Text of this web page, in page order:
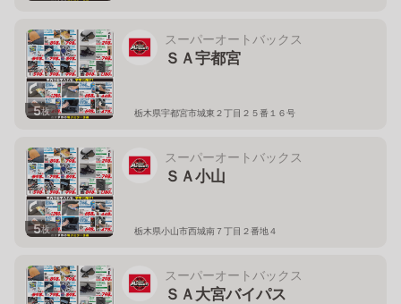
5枚
スーパーオートバックス
ＳＡ宇都宮
栃木県宇都宮市城東２丁目２５番１６号
5枚
スーパーオートバックス
ＳＡ小山
栃木県小山市西城南７丁目２番地４
スーパーオートバックス
ＳＡ大宮バイパス